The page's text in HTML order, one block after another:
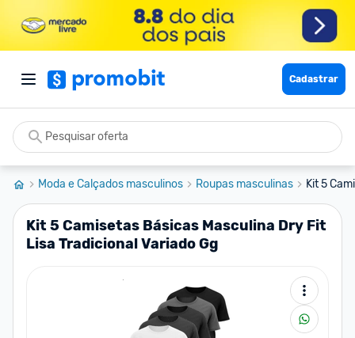
Cadastrar
Moda e Calçados masculinos Roupas masculinas Kit 5
Kit 5 Camisetas Básicas Masculina Dry Fit
Lisa Tradicional Variado Gg